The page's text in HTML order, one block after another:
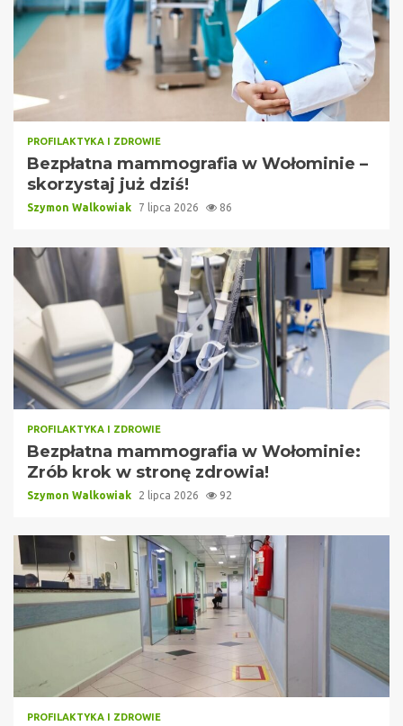
PROFILAKTYKA I ZDROWIE
Bezpłatna mammografia w Wołominie –
skorzystaj już dziś!
Szymon Walkowiak 7 lipca 2026 86
PROFILAKTYKA I ZDROWIE
Bezpłatna mammografia w Wołominie:
Zrób krok w stronę zdrowia!
Szymon Walkowiak 2 lipca 2026 92
PROFILAKTYKA I ZDROWIE